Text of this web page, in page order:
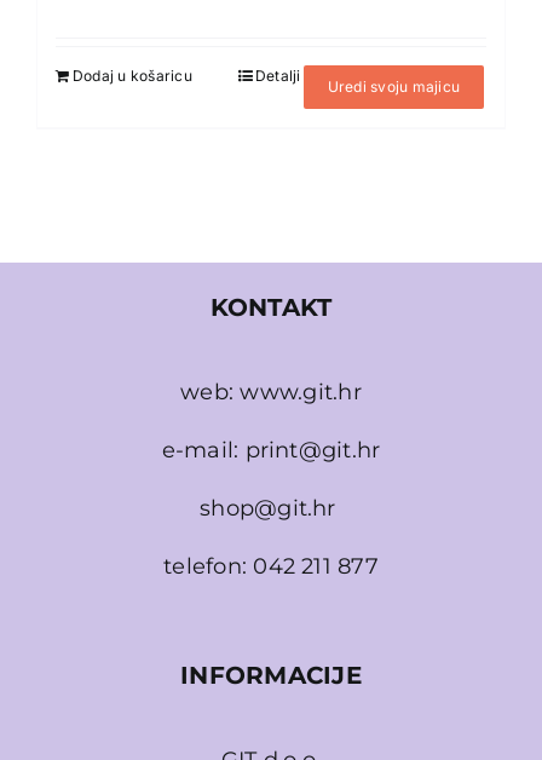
Dodaj u košaricu
Uredi svoju majicu
Detalji
KONTAKT
web:www.git.hr
e-mail: print@git.hr
shop@git.hr
telefon: 042 211 877
INFORMACIJE